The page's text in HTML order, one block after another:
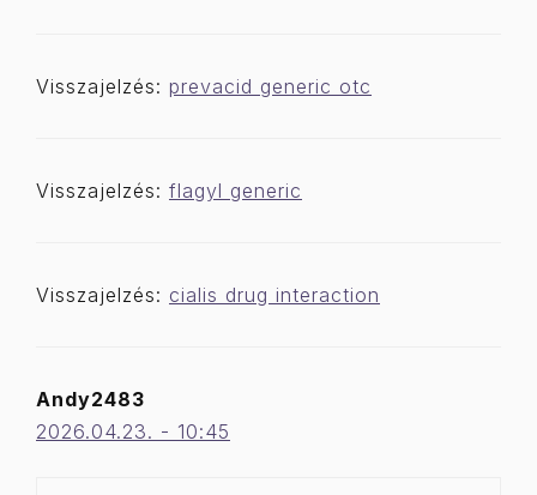
Visszajelzés: prevacid generic otc
Visszajelzés: flagyl generic
Visszajelzés: cialis drug interaction
Andy2483
2026.04.23. - 10:45